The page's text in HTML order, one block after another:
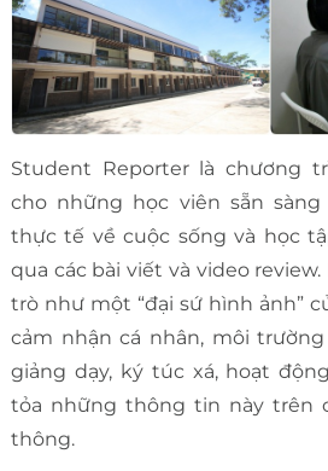
Student Reporter là chương
cho những học viên sẵn
thực tế về cuộc sống và học
qua các bài viết và video
trò như một “đại sứ hình ảnh”
cảm nhận cá nhân, môi
giảng dạy, ký túc xá, hoạt
tỏa những thông tin này trên
thông.